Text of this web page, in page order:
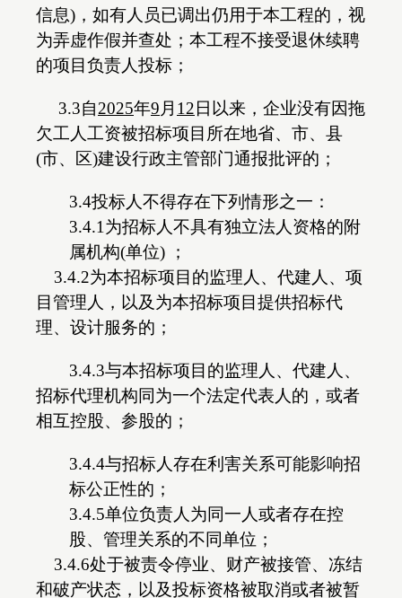
信息)，如有人员已调出仍用于本工程的，视
为弄虚作假并查处；本工程不接受退休续聘
的项目负责人投标；
3.3自2025年9 月 12 日以来，企业没有因拖
欠工人工资被招标项目所在地省、市、县
(市、区)建设行政主管部门通报批评的；
3.4投标人不得存在下列情形之一：
3.4.1为招标人不具有独立法人资格的附
属机构(单位) ；
3.4.2为本招标项目的监理人、代建人、项
目管理人，以及为本招标项目提供招标代
理、设计服务的；
3.4.3与本招标项目的监理人、代建人、
招标代理机构同为一个法定代表人的，或者
相互控股、参股的；
3.4.4与招标人存在利害关系可能影响招
标公正性的；
3.4.5单位负责人为同一人或者存在控
股、管理关系的不同单位；
3.4.6处于被责令停业、财产被接管、冻结
和破产状态，以及投标资格被取消或者被暂